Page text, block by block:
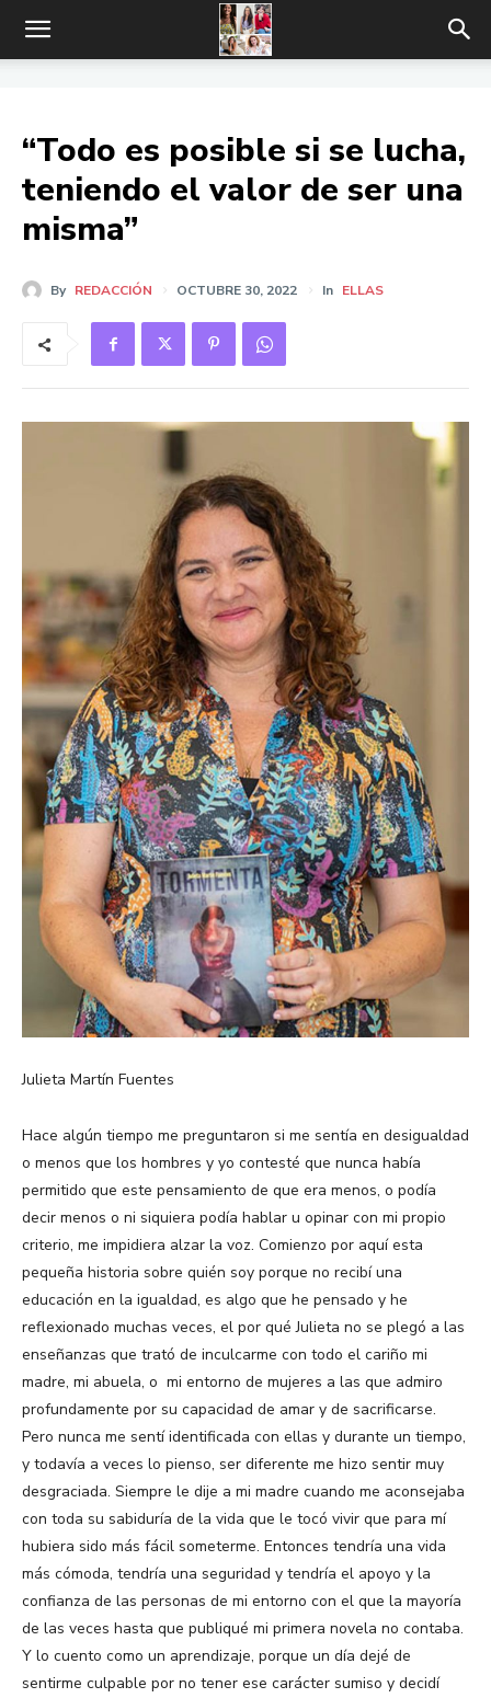
“Todo es posible si se lucha,
teniendo el valor de ser una
misma”
By REDACCIÓN OCTUBRE 30, 2022 In ELLAS
Julieta Martín Fuentes
Hace algún tiempo me preguntaron si me sentía en desigualdad
o menos que los hombres y yo contesté que nunca había
permitido que este pensamiento de que era menos, o podía
decir menos o ni siquiera podía hablar u opinar con mi propio
criterio, me impidiera alzar la voz. Comienzo por aquí esta
pequeña historia sobre quién soy porque no recibí una
educación en la igualdad, es algo que he pensado y he
reflexionado muchas veces, el por qué Julieta no se plegó a las
enseñanzas que trató de inculcarme con todo el cariño mi
madre, mi abuela, o mi entorno de mujeres a las que admiro
profundamente por su capacidad de amar y de sacrificarse.
Pero nunca me sentí identificada con ellas y durante un tiempo,
y todavía a veces lo pienso, ser diferente me hizo sentir muy
desgraciada. Siempre le dije a mi madre cuando me aconsejaba
con toda su sabiduría de la vida que le tocó vivir que para mí
hubiera sido más fácil someterme. Entonces tendría una vida
más cómoda, tendría una seguridad y tendría el apoyo y la
confianza de las personas de mi entorno con el que la mayoría
de las veces hasta que publiqué mi primera novela no contaba.
Y lo cuento como un aprendizaje, porque un día dejé de
sentirme culpable por no tener ese carácter sumiso y decidí